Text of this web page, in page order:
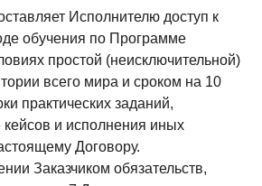
Исполнителю доступ к
обучения по Программе
простой (неисключительной)
всего мира и сроком на 10
практических заданий,
кейсов и исполнения иных
Договору.
Заказчиком обязательств,